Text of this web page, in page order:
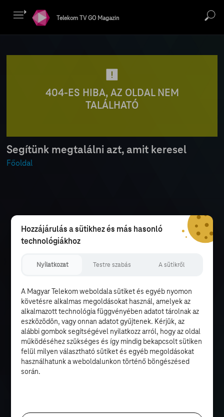
Telekom TV GO Magazin
404-ES HIBA, AZ OLDAL NEM
TALÁLHATÓ
Segítünk megtalálni azt, amit keresel
Főoldal
Hozzájárulás a sütikhez és más hasonló
technológiákhoz
Nyilatkozat Testre szabás A sütikről
A Magyar Telekom weboldala sütiket és egyéb nyomon
követésre alkalmas megoldásokat használ, amelyek az
alkalmazott technológia függvényében adatot tárolnak az
eszközödön, vagy onnan adatot gyűjtenek. Kérjük, az
alábbi gombok segítségével nyilatkozz arról, hogy az oldal
működéséhez szükséges és így mindig bekapcsolt sütiken
felül milyen választható sütiket és egyéb megoldásokat
használhatunk a weboldalunkon történő böngészésed
során.